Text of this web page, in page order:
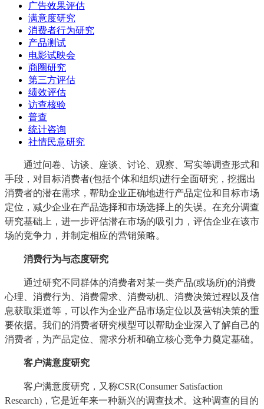
广告效果评估
满意度研究
消费者行为研究
产品测试
电影试映会
商圈研究
第三方评估
绩效评估
访查核验
普查
统计咨询
社情民意研究
通过问卷、访谈、座谈、讨论、观察、写实等调查形式和
手段，对目标消费者(包括个体和组织)进行全面研究，挖掘出
消费者的潜在需求，帮助企业正确地进行产品定位和目标市场
定位，减少企业在产品选择和市场选择上的失误。在充分调查
研究基础上，进一步评估潜在市场的吸引力，评估企业在该市
场的竞争力，并制定相应的营销策略。
消费行为与态度研究
通过研究不同群体的消费者对某一类产品(或场所)的消费
心理、消费行为、消费需求、消费动机、消费决策过程以及信
息获取渠道等，可以作为企业产品市场定位以及营销决策的重
要依据。我们的消费者研究模型可以帮助企业深入了解自己的
消费者，为产品定位、需求分析和确立核心竞争力奠定基础。
客户满意度研究
客户满意度研究，又称CSR(Consumer Satisfaction
Research) ，它是近年来一种新兴的调查技术。这种调查的目的